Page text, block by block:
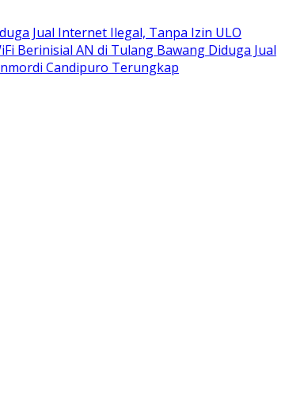
Jual Internet Ilegal, Tanpa Izin ULO
Berinisial AN di Tulang Bawang Diduga Jual
Candipuro Terungkap